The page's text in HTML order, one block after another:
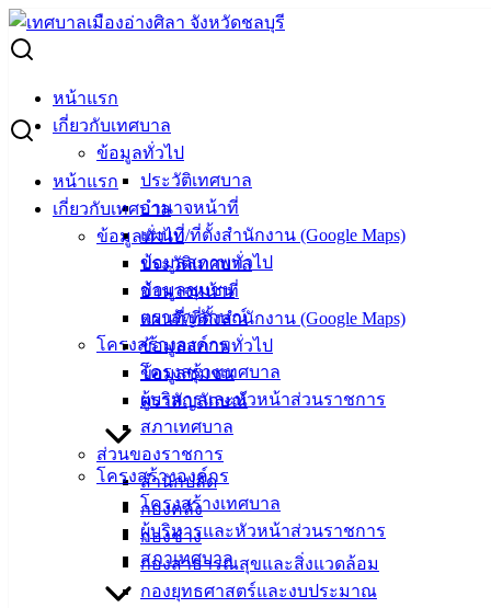
Skip
to
content
หน้าแรก
เกี่ยวกับเทศบาล
ข้อมูลทั่วไป
ประวัติเทศบาล
อำนาจหน้าที่
แผนที่/ที่ตั้งสำนักงาน (Google Maps)
ข้อมูลสภาพทั่วไป
ข้อมูลชุมชน
ตราสัญลักษณ์
โครงสร้างองค์กร
โครงสร้างเทศบาล
ผู้บริหารและหัวหน้าส่วนราชการ
สภาเทศบาล
ส่วนของราชการ
สำนักปลัด
กองคลัง
กองช่าง
กองสาธารณสุขและสิ่งแวดล้อม
กองยุทธศาสตร์และงบประมาณ
หน้าแรก
เกี่ยวกับเทศบาล
ข้อมูลทั่วไป
ประวัติเทศบาล
อำนาจหน้าที่
แผนที่/ที่ตั้งสำนักงาน (Google Maps)
ข้อมูลสภาพทั่วไป
ข้อมูลชุมชน
ตราสัญลักษณ์
โครงสร้างองค์กร
โครงสร้างเทศบาล
ผู้บริหารและหัวหน้าส่วนราชการ
สภาเทศบาล
Search
“เทศบาลเมืองอ่างศิลาไม่ทิ้งกัน” แบ่งปันน้ำใจมอบข้าวสารและ
เงินช่วยเหลือให้กับผู้สูงอายุที่ประสบความยากลำบากในการ
ดำรงชีพ
“เทศบาลเมืองอ่างศิลาไม่ทิ้งกัน” แบ่งปัน
น้ำใจมอบข้าวสารและเงินช่วยเหลือให้กับผู้
สูงอายุที่ประสบความยากลำบากในการ
ดำรงชีพ
มิถุนายน 7, 2022มิถุนายน 8, 2022
vichakarn
“เทศบาลเมืองอ่างศิลาไม่ทิ้งกัน” แบ่งปันน้ำใจมอบข้าวสารและ
เงินช่วยเหลือให้กับผู้สูงอายุที่ประสบความยากลำบากในการ
นายวินัย พ้นภัยพาล นายกเทศมนตรีเมืองอ่างศิลา พร้อมด้วย
นายสุทธิ กลมกล่อม รองนายกเทศมนตรีเมืองอ่างศิลา สมาชิก